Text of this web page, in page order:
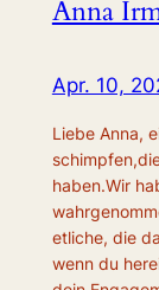
Anna
Apr. 10,
Liebe Anna,
haben.Wir
etliche, die
wenn du